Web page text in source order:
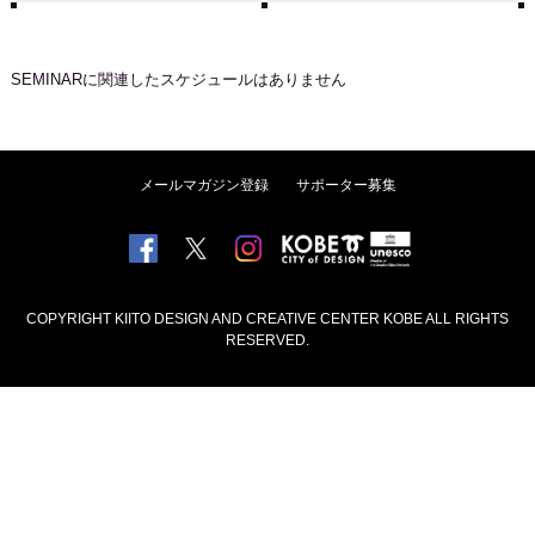
SEMINARに関連したスケジュールはありません
メールマガジン登録 サポーター募集
COPYRIGHT KIITO DESIGN AND CREATIVE CENTER KOBE ALL RIGHTS
RESERVED.